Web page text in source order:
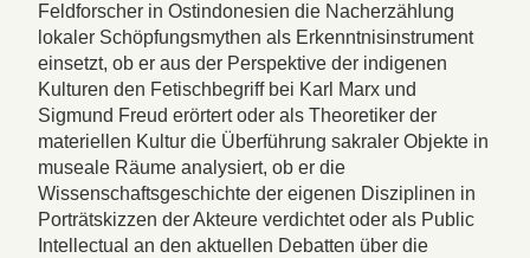
Feldforscher in Ostindonesien die Nacherzählung
lokaler Schöpfungsmythen als Erkenntnisinstrument
einsetzt, ob er aus der Perspektive der indigenen
Kulturen den Fetischbegriff bei Karl Marx und
Sigmund Freud erörtert oder als Theoretiker der
materiellen Kultur die Überführung sakraler Objekte in
museale Räume analysiert, ob er die
Wissenschaftsgeschichte der eigenen Disziplinen in
Porträtskizzen der Akteure verdichtet oder als Public
Intellectual an den aktuellen Debatten über die